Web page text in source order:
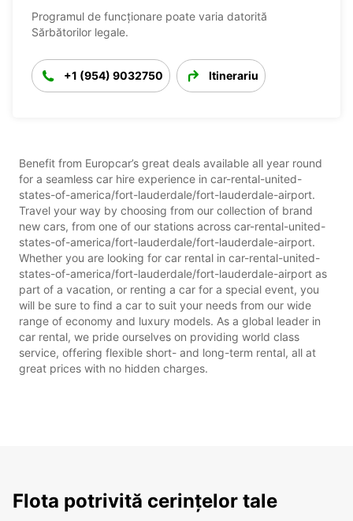
Programul de funcționare poate varia datorită
Sărbătorilor legale.
+1 (954) 9032750 Itinerariu
Benefit from Europcar’s great deals available all year round
for a seamless car hire experience in car-rental-united-
states-of-america/fort-lauderdale/fort-lauderdale-airport.
Travel your way by choosing from our collection of brand
new cars, from one of our stations across car-rental-united-
states-of-america/fort-lauderdale/fort-lauderdale-airport.
Whether you are looking for car rental in car-rental-united-
states-of-america/fort-lauderdale/fort-lauderdale-airport as
part of a vacation, or renting a car for a special event, you
will be sure to find a car to suit your needs from our wide
range of economy and luxury models. As a global leader in
car rental, we pride ourselves on providing world class
service, offering flexible short- and long-term rental, all at
great prices with no hidden charges.
Flota potrivită cerințelor tale